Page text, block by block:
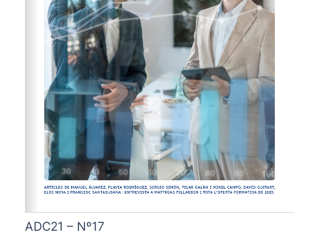
ADC21 – Nº17